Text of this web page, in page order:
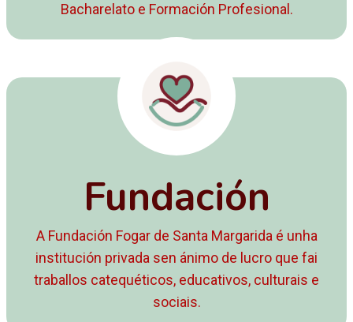
Bacharelato e Formación Profesional.
Fundación
A Fundación Fogar de Santa Margarida é unha
institución privada sen ánimo de lucro que fai
traballos catequéticos, educativos, culturais e
sociais.